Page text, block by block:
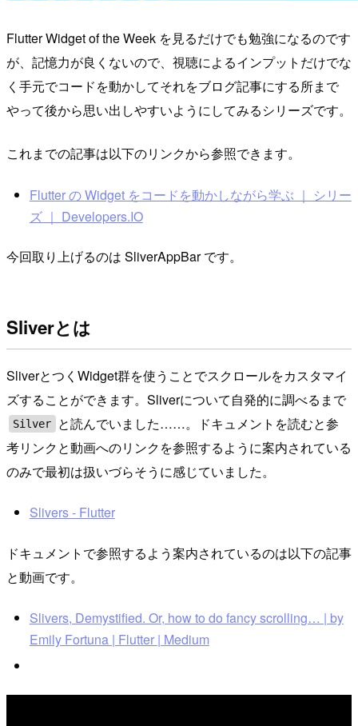
Flutter Widget of the Week を見るだけでも勉強になるのです
が、記憶力が良くないので、視聴によるインプットだけでな
く手元でコードを動かしてそれをブログ記事にする所まで
やって後から思い出しやすいようにしてみるシリーズです。
これまでの記事は以下のリンクから参照できます。
Flutter の Widget をコードを動かしながら学ぶ ｜ シリー
ズ ｜ Developers.IO
今回取り上げるのは SliverAppBar です。
Sliverとは
SliverとつくWidget群を使うことでスクロールをカスタマイ
ズすることができます。Sliverについて自発的に調べるまで
Silver
と読んでいました……。ドキュメントを読むと参
考リンクと動画へのリンクを参照するように案内されている
のみで最初は扱いづらそうに感じていました。
Slivers - Flutter
ドキュメントで参照するよう案内されているのは以下の記事
と動画です。
Slivers, Demystified. Or, how to do fancy scrolling… | by
Emily Fortuna | Flutter | Medium